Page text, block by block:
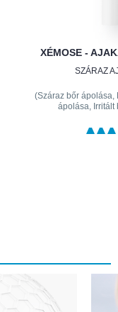
XÉMOSE -
SZÁRAZ
(Száraz bőr ápolása,
ápolása, Irritált